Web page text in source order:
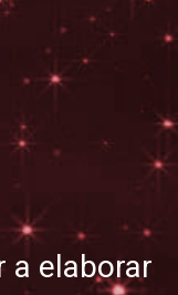
a elaborar